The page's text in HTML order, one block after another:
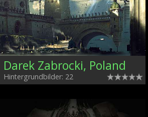
Darek Zabrocki, Poland
Hintergrundbilder: 22